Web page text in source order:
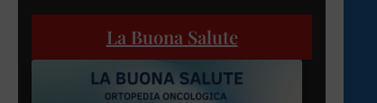
La Buona Salute